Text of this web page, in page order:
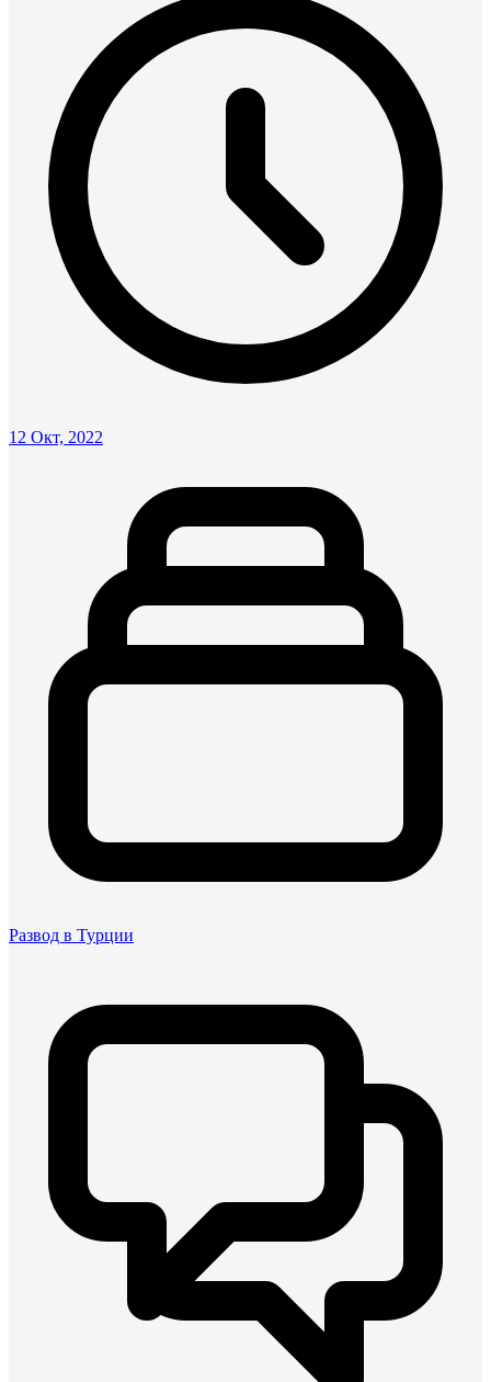
12 Окт, 2022
Развод в Турции